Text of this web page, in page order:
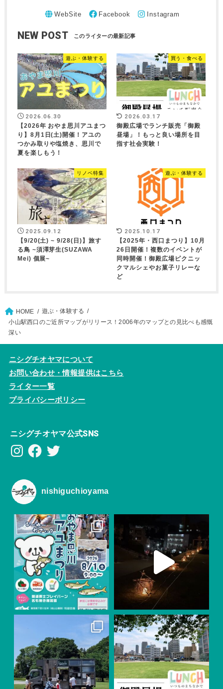
NEW POST
遊ぶ・体験する
2026.06.30
【2026年 おやま思川アユまつ
り】8月1日(土)開催！アユの
つかみ取りや塩焼き、思川で
夏を楽しもう！
買う・食べる
2026.03.17
御殿広場でランチ販売「御殿
昼場」！もっと良い場所を目
指す社会実験！
リノベ特集
2025.09.12
【9/20(土) ~ 9/28(日)】旅す
る鳥 ~須澤芽生(SUZAWA
Mei) 個展~
遊ぶ・体験する
2025.10.17
【2025年・西口まつり】10月
26日開催！複数のイベントが
同時開催！御殿広場ピクニッ
クマルシェやお菓子リレーな
ど
HOME
遊ぶ・体験する
小山駅西口のご近所マップがリリース！2006年のマップとの見比べも感慨
深い
ニシグチオヤマについて
お問い合わせ・情報提供はこちら
ライター一覧
プライバシーポリシー
ニシグチオヤマ公式SNS
InstagramFacebook
Twitter
nishiguchioyama